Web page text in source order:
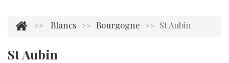
>> Blancs >> Bourgogne >> St Aubin
St Aubin